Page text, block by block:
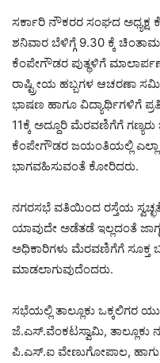
ಸರ್ಕಾರಿ ನೌಕರರ ಸಂಘದ ಅಧ್ಯಕ್ಷ
ಶನಿವಾರ ಬೆಳಿಗ್ಗೆ 9.30 ಕ್ಕೆ
ಕೆಂಪೇಗೌಡರ ಪುತ್ಥಳಿಗೆ
ರಾಷ್ಟ್ರೀಯ ಹಬ್ಬಗಳ ಆಚರಣಾ
ಭಾಷಣ ಹಾಗೂ ವಿದ್ಯಾರ್ಥಿಗಳಿಗೆ
11ಕ್ಕೆ ಅದ್ದೂರಿ ಮೆರವಣಿಗೆಗೆ ಗಣ್ಯರು
ಕೆಂಪೇಗೌಡರ ಜಯಂತಿಯಲ್ಲಿ ಎಲ್ಲಾ
ಭಾಗವಹಿಸುವಂತೆ ಕೋರಿದರು.
ನಗರಸಭೆ ವತಿಯಿಂದ ರಸ್ತೆಯ
ಯಾವುದೇ ಅಡೆತಡೆ ಇಲ್ಲದಂತೆ
ಅಧಿಕಾರಿಗಳು ಮೆರವಣಿಗೆಗೆ ಸೂಕ್ತ
ಮಾಡಲಾಗುವುದೆಂದರು.
ಸಭೆಯಲ್ಲಿ ತಾಲ್ಲೂಕು ಒಕ್ಕಲಿಗರ
ಜೆ.ಎಸ್.ವೆಂಕಟಸ್ವಾಮಿ, ತಾಲ್ಲೂಕು
ಪಿ.ಎಸ್.ಐ ವೇಣುಗೋಪಾಲ,